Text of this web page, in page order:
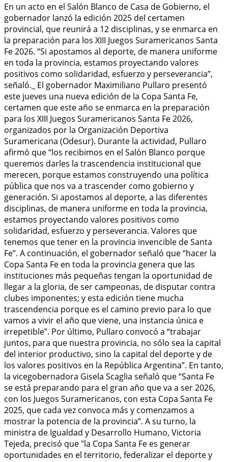
En un acto en el Salón Blanco de Casa de Gobierno, el
gobernador lanzó la edición 2025 del certamen
provincial, que reunirá a 12 disciplinas, y se enmarca en
la preparación para los XIII Juegos Suramericanos Santa
Fe 2026. “Si apostamos al deporte, de manera uniforme
en toda la provincia, estamos proyectando valores
positivos como solidaridad, esfuerzo y perseverancia”,
señaló._ El gobernador Maximiliano Pullaro presentó
este jueves una nueva edición de la Copa Santa Fe,
certamen que este año se enmarca en la preparación
para los XIII Juegos Suramericanos Santa Fe 2026,
organizados por la Organización Deportiva
Suramericana (Odesur). Durante la actividad, Pullaro
afirmó que “los recibimos en el Salón Blanco porque
queremos darles la trascendencia institucional que
merecen, porque estamos construyendo una política
pública que nos va a trascender como gobierno y
generación. Si apostamos al deporte, a las diferentes
disciplinas, de manera uniforme en toda la provincia,
estamos proyectando valores positivos como
solidaridad, esfuerzo y perseverancia. Valores que
tenemos que tener en la provincia invencible de Santa
Fe”. A continuación, el gobernador señaló que “hacer la
Copa Santa Fe en toda la provincia genera que las
instituciones más pequeñas tengan la oportunidad de
llegar a la gloria, de ser campeonas, de disputar contra
clubes imponentes; y esta edición tiene mucha
trascendencia porque es el camino previo para lo que
vamos a vivir el año que viene, una instancia única e
irrepetible”. Por último, Pullaro convocó a “trabajar
juntos, para que nuestra provincia, no sólo sea la capital
del interior productivo, sino la capital del deporte y de
los valores positivos en la República Argentina”. En tanto,
la vicegobernadora Gisela Scaglia señaló que “Santa Fe
se está preparando para el gran año que va a ser 2026,
con los Juegos Suramericanos, con esta Copa Santa Fe
2025, que cada vez convoca más y comenzamos a
mostrar la potencia de la provincia”. A su turno, la
ministra de Igualdad y Desarrollo Humano, Victoria
Tejeda, precisó que "la Copa Santa Fe es generar
oportunidades en el territorio, federalizar el deporte y